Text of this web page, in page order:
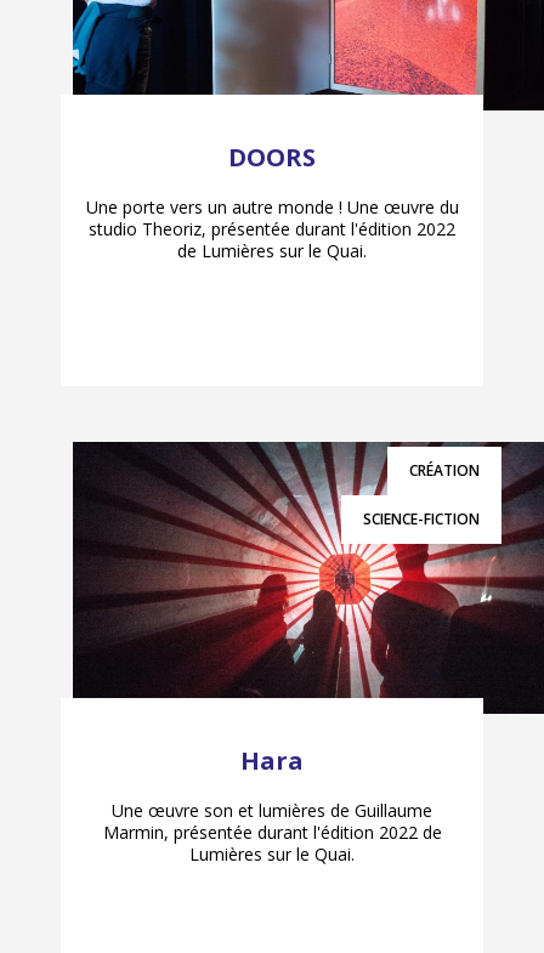
DOORS
Une porte vers un autre monde ! Une œuvre du
studio Theoriz, présentée durant l'édition 2022
de Lumières sur le Quai.
CRÉATION
SCIENCE-FICTION
Hara
Une œuvre son et lumières de Guillaume
Marmin, présentée durant l'édition 2022 de
Lumières sur le Quai.